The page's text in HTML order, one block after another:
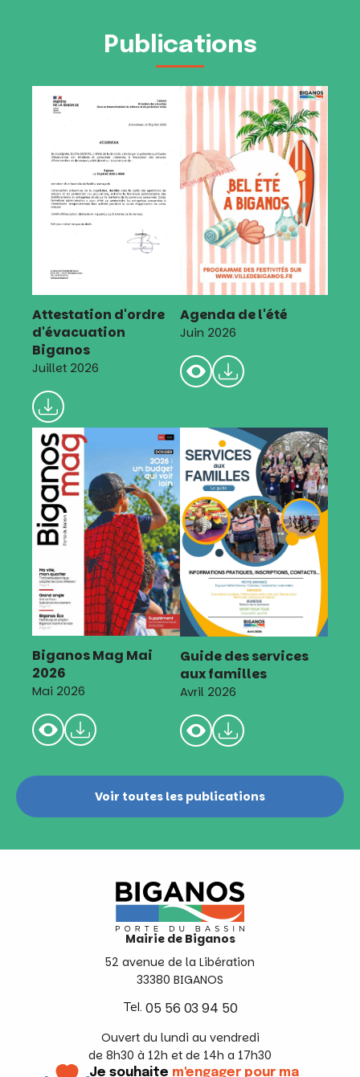
Publications
Attestation d'ordre
d'évacuation
Biganos
Juillet 2026
Agenda de l'été
Juin 2026
Biganos Mag Mai
2026
Mai 2026
Guide des services
aux familles
Avril 2026
Voir toutes les publications
Mairie de Biganos
52 avenue de la Libération
33380 BIGANOS
Tel. 05 56 03 94 50
Ouvert du lundi au vendredi
de 8h30 à 12h et de 14h a 17h30
Je souhaite m'engager pour ma